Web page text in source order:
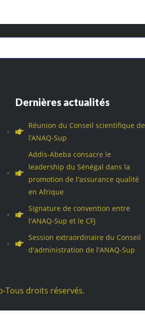
Dernières actualités
Réunion du Conseil scientifique de
l’ANAQ-Sup
Addis-Abeba consacre le
leadership du Sénégal dans la
promotion de l'assurance qualité
en Afrique
Signature de convention entre
l'ANAQ-Sup et le CFJ
Session extraordinaire du Conseil
d'administration de l'ANAQ-Sup
Tous droits réservés.